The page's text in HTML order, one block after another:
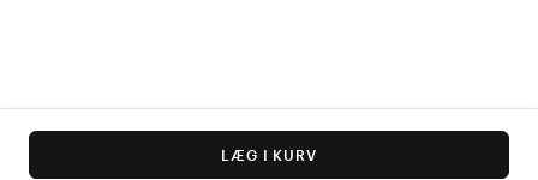
LÆG I KURV